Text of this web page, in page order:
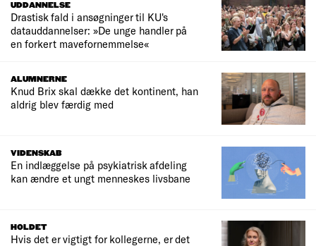
UDDANNELSE
Drastisk fald i ansøgninger til KU's
datauddannelser: »De unge handler på
en forkert mavefornemmelse«
ALUMNERNE
Knud Brix skal dække det kontinent, han
aldrig blev færdig med
VIDENSKAB
En indlæggelse på psykiatrisk afdeling
kan ændre et ungt menneskes livsbane
HOLDET
Hvis det er vigtigt for kollegerne, er det